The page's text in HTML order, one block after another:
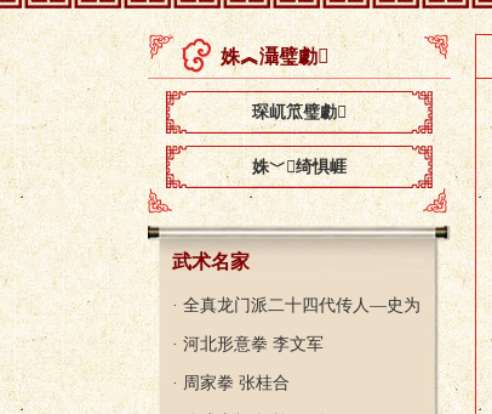
姝︽灄璧勮
琛屼笟璧勮
姝﹀绮惧崕
武术名家
· 全真龙门派二十四代传人—史为
· 河北形意拳 李文军
· 周家拳 张桂合